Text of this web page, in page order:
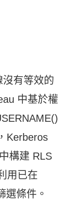
沒有等效的
中基於權
Kerberos
構建 RLS
用已在
選條件。